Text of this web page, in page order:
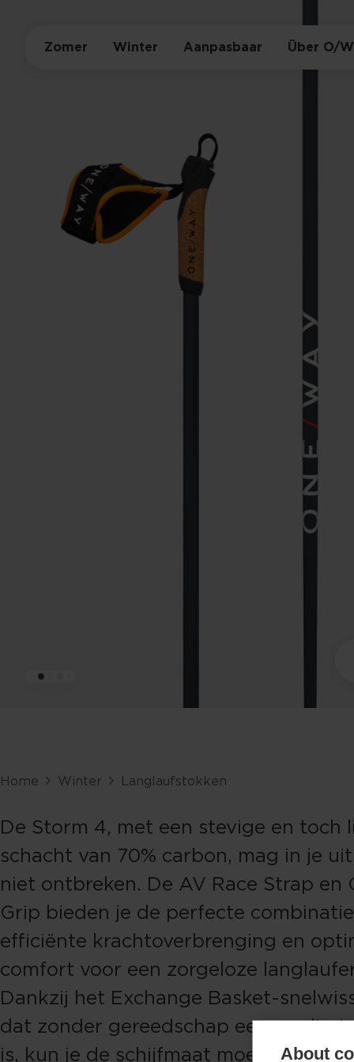
Zomer Winter Aanpasbaar Über O/W
Home Winter Langlaufstokken
De Storm 4, met een stevige en toch
schacht van 70% carbon, mag in je
niet ontbreken. De AV Race Strap en
Grip bieden je de perfecte
efficiënte krachtoverbrenging en
comfort voor een zorgeloze
Dankzij het Exchange Basket-
dat zonder gereedschap eenvoudig
is, kun je de schijfmaat moeiteloos
About